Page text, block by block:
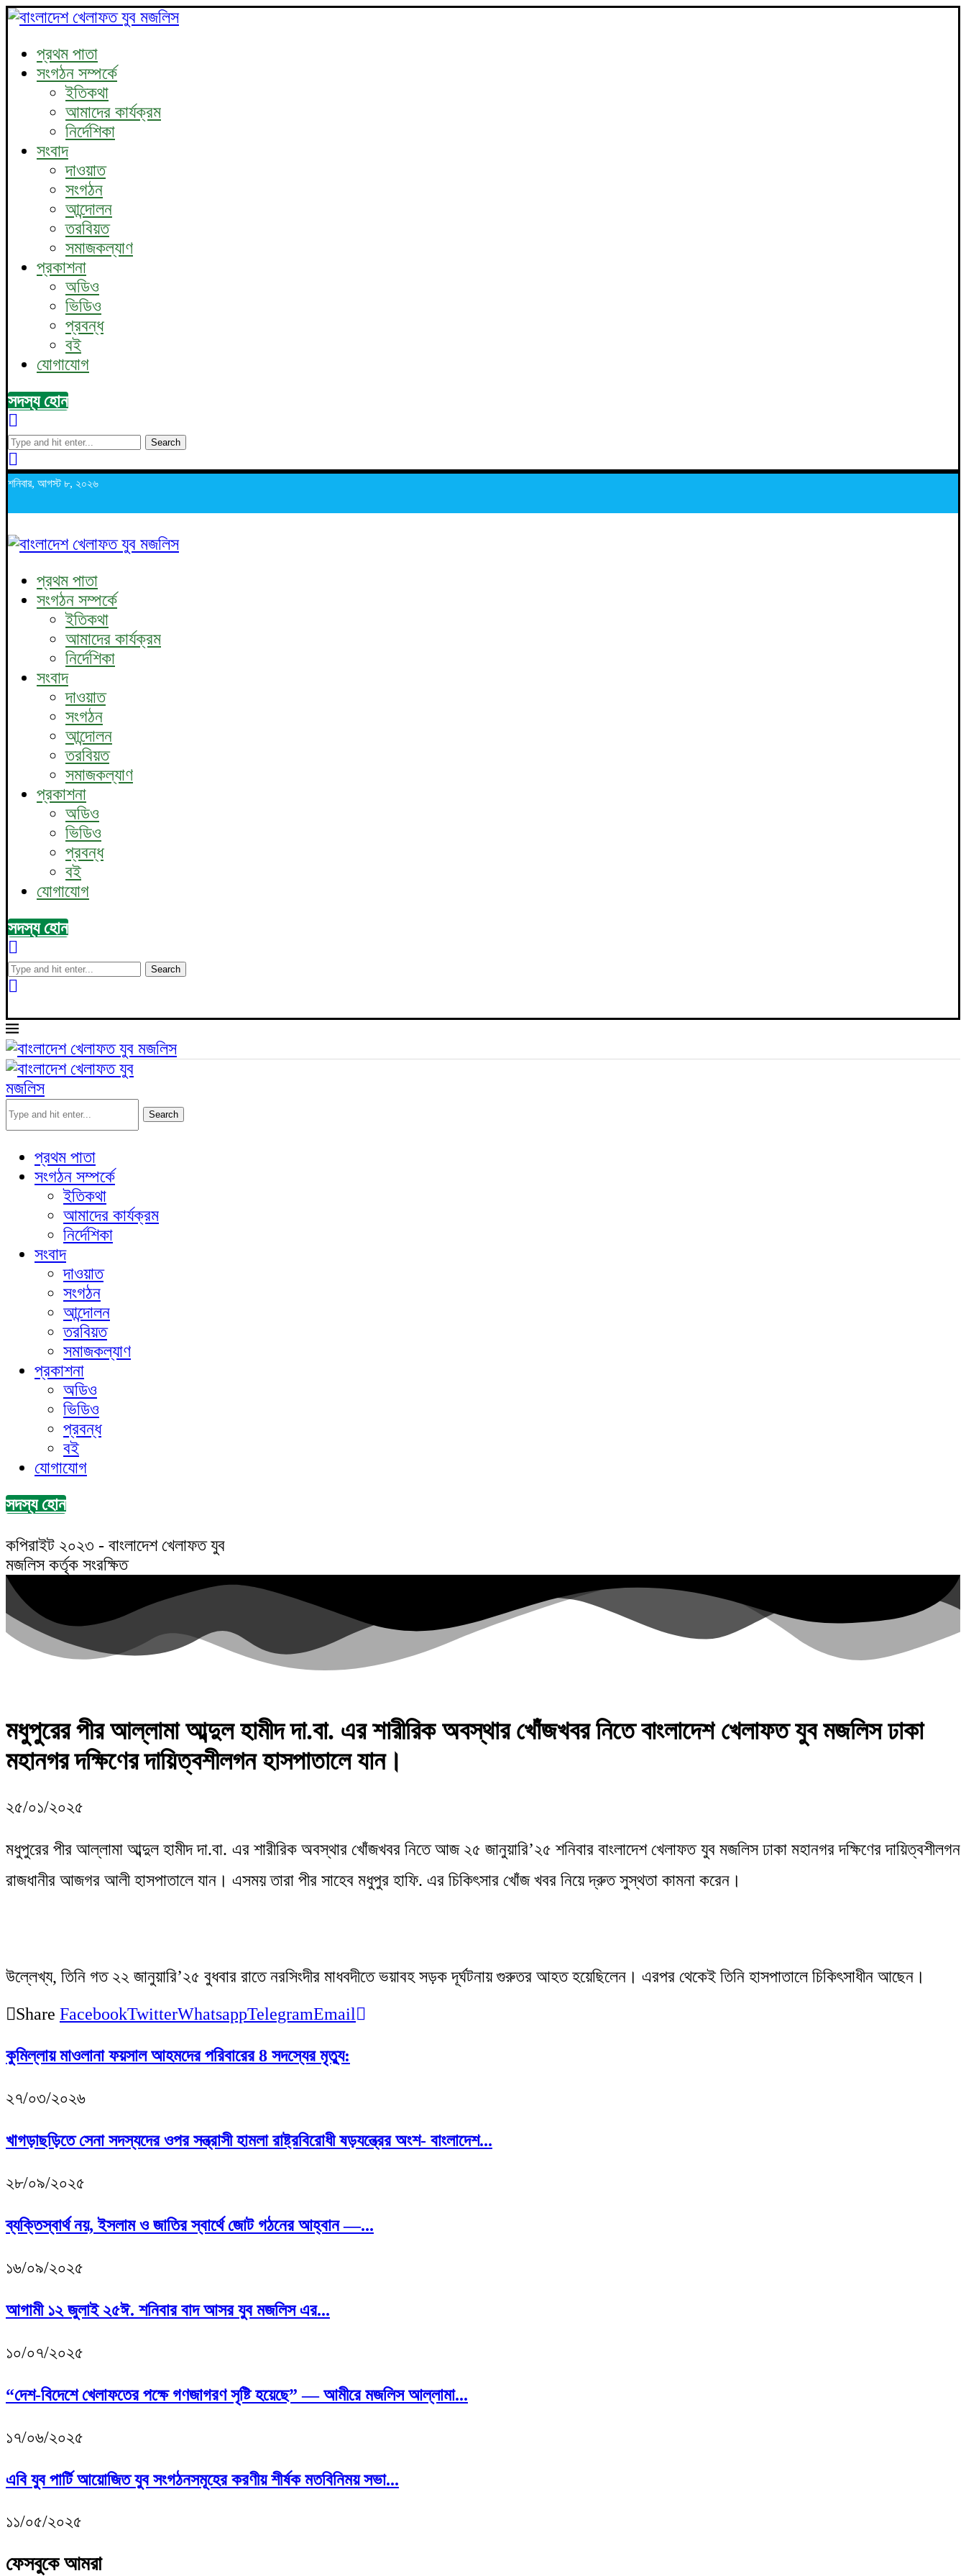
প্রথম পাতা
সংগঠন সম্পর্কে
ইতিকথা
আমাদের কার্যক্রম
নির্দেশিকা
সংবাদ
দাওয়াত
সংগঠন
আন্দোলন
তরবিয়ত
সমাজকল্যাণ
প্রকাশনা
অডিও
ভিডিও
প্রবন্ধ
বই
যোগাযোগ
সদস্য হোন
Search
শনিবার, আগস্ট ৮, ২০২৬
প্রথম পাতা
সংগঠন সম্পর্কে
ইতিকথা
আমাদের কার্যক্রম
নির্দেশিকা
সংবাদ
দাওয়াত
সংগঠন
আন্দোলন
তরবিয়ত
সমাজকল্যাণ
প্রকাশনা
অডিও
ভিডিও
প্রবন্ধ
বই
যোগাযোগ
সদস্য হোন
Search
Search
প্রথম পাতা
সংগঠন সম্পর্কে
ইতিকথা
আমাদের কার্যক্রম
নির্দেশিকা
সংবাদ
দাওয়াত
সংগঠন
আন্দোলন
তরবিয়ত
সমাজকল্যাণ
প্রকাশনা
অডিও
ভিডিও
প্রবন্ধ
বই
যোগাযোগ
সদস্য হোন
কপিরাইট ২০২৩ - বাংলাদেশ খেলাফত যুব
মজলিস কর্তৃক সংরক্ষিত
মধুপুরের পীর আল্লামা আব্দুল হামীদ দা.বা. এর শারীরিক অবস্থার খোঁজখবর নিতে বাংলাদেশ খেলাফত যুব মজলিস ঢাকা
মহানগর দক্ষিণের দায়িত্বশীলগন হাসপাতালে যান।
২৫/০১/২০২৫
মধুপুরের পীর আল্লামা আব্দুল হামীদ দা.বা. এর শারীরিক অবস্থার খোঁজখবর নিতে আজ ২৫ জানুয়ারি’২৫ শনিবার বাংলাদেশ খেলাফত যুব মজলিস ঢাকা মহানগর দক্ষিণের দায়িত্বশীলগন
রাজধানীর আজগর আলী হাসপাতালে যান। এসময় তারা পীর সাহেব মধুপুর হাফি. এর চিকিৎসার খোঁজ খবর নিয়ে দ্রুত সুস্থতা কামনা করেন।
উল্লেখ্য, তিনি গত ২২ জানুয়ারি’২৫ বুধবার রাতে নরসিংদীর মাধবদীতে ভয়াবহ সড়ক দূর্ঘটনায় গুরুতর আহত হয়েছিলেন। এরপর থেকেই তিনি হাসপাতালে চিকিৎসাধীন আছেন।
Share FacebookTwitterWhatsappTelegramEmail
কুমিল্লায় মাওলানা ফয়সাল আহমদের পরিবারের 8 সদস্যের মৃত্যু:
২৭/০৩/২০২৬
খাগড়াছড়িতে সেনা সদস্যদের ওপর সন্ত্রাসী হামলা রাষ্ট্রবিরোধী ষড়যন্ত্রের অংশ- বাংলাদেশ...
২৮/০৯/২০২৫
ব্যক্তিস্বার্থ নয়, ইসলাম ও জাতির স্বার্থে জোট গঠনের আহ্বান —...
১৬/০৯/২০২৫
আগামী ১২ জুলাই ২৫ঈ. শনিবার বাদ আসর যুব মজলিস এর...
১০/০৭/২০২৫
“দেশ-বিদেশে খেলাফতের পক্ষে গণজাগরণ সৃষ্টি হয়েছে” — আমীরে মজলিস আল্লামা...
১৭/০৬/২০২৫
এবি যুব পার্টি আয়োজিত যুব সংগঠনসমূহের করণীয় শীর্ষক মতবিনিময় সভা...
১১/০৫/২০২৫
ফেসবুকে আমরা